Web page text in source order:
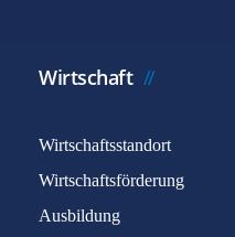
Wirtschaft
Wirtschaftsstandort
Wirtschaftsförderung
Ausbildung